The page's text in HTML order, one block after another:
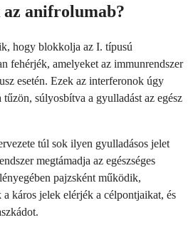
anifrolumab?
hogy blokkolja az I. típusú
fehérjék, amelyeket az immunrendszer
esetén. Ezek az interferonok úgy
súlyosbítva a gyulladást az egész
túl sok ilyen gyulladásos jelet
megtámadja az egészséges
pajzsként működik,
káros jelek elérjék a célpontjaikat, és